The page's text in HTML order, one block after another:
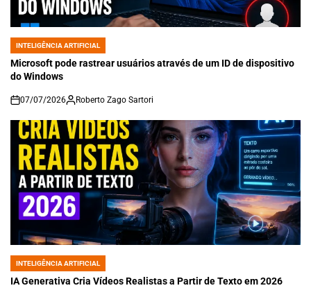
POSTED
IN
INTELIGÊNCIA ARTIFICIAL
Microsoft pode rastrear usuários através de um ID de dispositivo
do Windows
on
07/07/2026 Roberto Zago Sartori
POSTED
IN
INTELIGÊNCIA ARTIFICIAL
IA Generativa Cria Vídeos Realistas a Partir de Texto em 2026